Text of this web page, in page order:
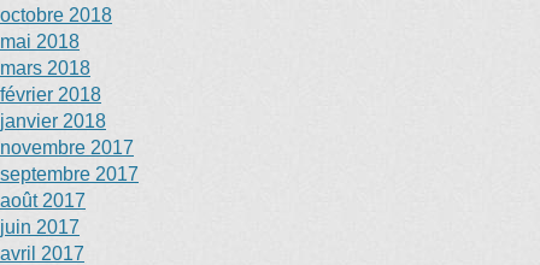
octobre 2018
mai 2018
mars 2018
février 2018
janvier 2018
novembre 2017
septembre 2017
août 2017
juin 2017
avril 2017